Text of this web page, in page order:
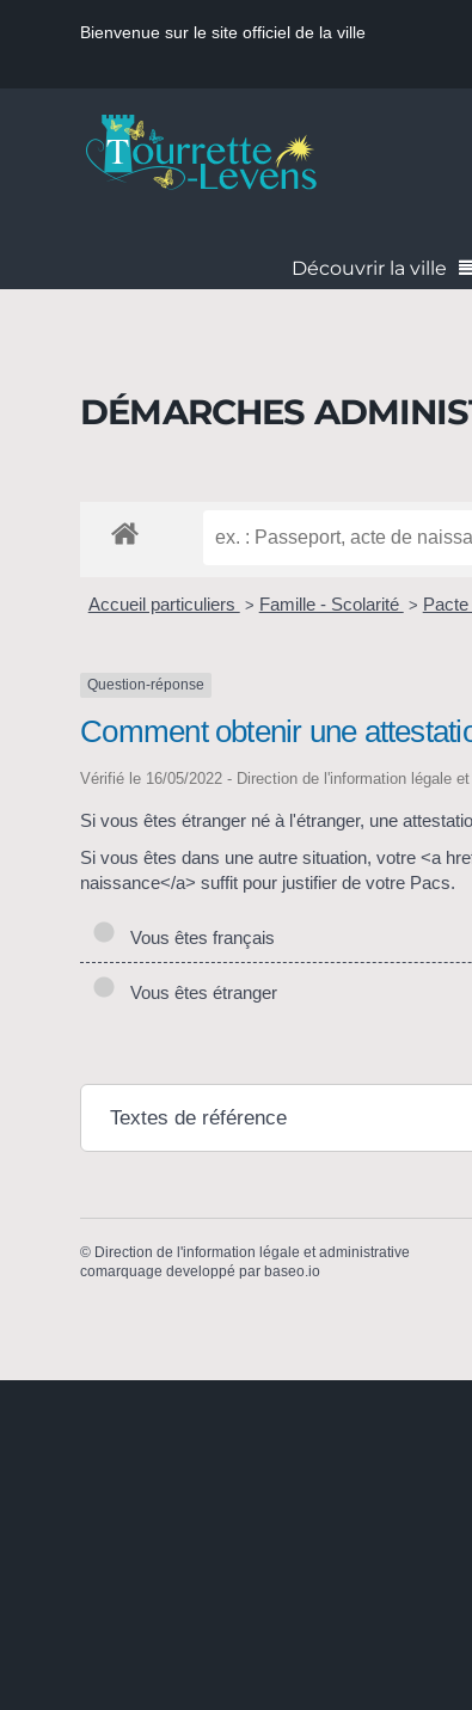
Bienvenue sur le site officiel de la ville
Découvrir la ville
DÉMARCHES
Accueil particuliers > Famille - Scolarité >
Question-réponse
Comment obtenir une
Vérifié le 16/05/2022 - Direction de l'information légale
Si vous êtes étranger né à l'étranger, une
Si vous êtes dans une autre situation, votre <a
naissance</a> suffit pour justifier de votre Pacs.
Vous êtes français
Vous êtes étranger
Textes de référence
© Direction de l'information légale et administrative
comarquage developpé parbaseo.io